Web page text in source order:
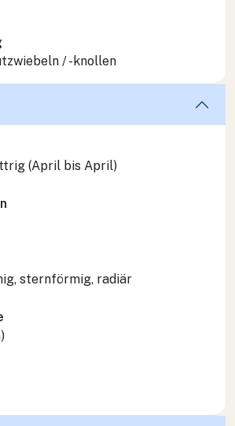
/ -knollen
(April bis April)
sternförmig, radiär